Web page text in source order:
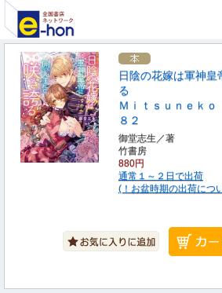
日陰の花嫁は軍神
る
Ｍｉｔｓｕｎｅｋ
８２
御堂志生／著
竹書房
880円
通常１～２日で出荷
(！お盆時期の出荷につ